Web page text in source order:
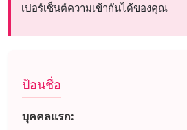
เปอร์เซ็นต์ความเข้ากันได้ของคุณ
ป้อนชื่อ
บุคคลแรก: